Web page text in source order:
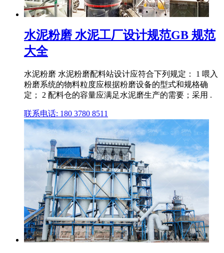
水泥粉磨 水泥工厂设计规范GB 规范
大全
水泥粉磨 水泥粉磨配料站设计应符合下列规定： 1 喂入
粉磨系统的物料粒度应根据粉磨设备的型式和规格确
定； 2 配料仓的容量应满足水泥磨生产的需要；采用 .
联系电话: 180 3780 8511